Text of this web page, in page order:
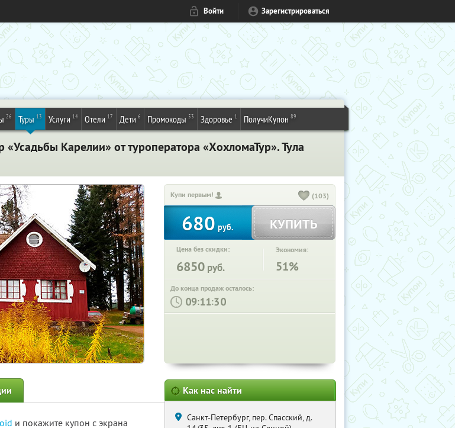
Войти Зарегистрироваться
26 Туры 13 Услуги 14 Отели 17 Дети 6 Промокоды 53 Здоровье 1 ПолучиКупон 89
Карелии» от туроператора «ХохломаТур». Тула
Купи первым! (103)
680 руб. КУПИТЬ
Цена без скидки:
6850 руб.
Экономия:
51%
До конца продаж осталось:
: :
и покажите купон с экрана
Как нас найти
Санкт-Петербург, пер. Спасский, д.